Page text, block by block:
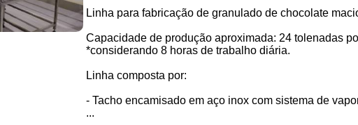
máquinas e equipamentos
Conformidade regulatória: Em
bebidas, a conformidade com
alimentar requer a presença de
Como funciona:
Linha para fabricação de granulado de chocolate
Capacidade de produção aproximada: 24 tolenadas
*considerando 8 horas de trabalho diária.
Linha composta por:
- Tacho encamisado em aço inox com sistema de
...